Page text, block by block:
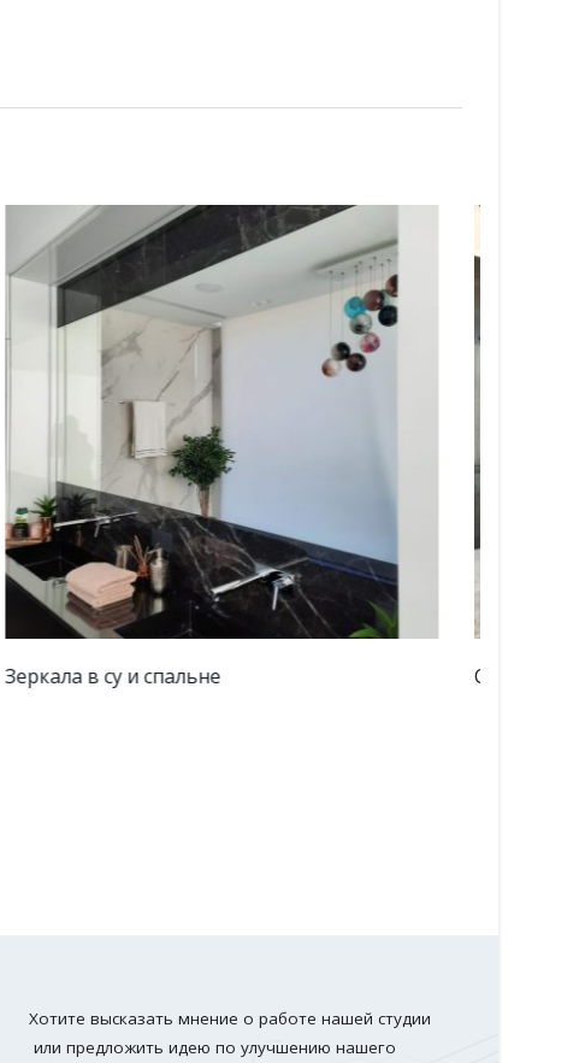
Стеклянные панели для кухонной зоны.
Хотите высказать мнение о работе нашей студии
или предложить идею по улучшению нашего